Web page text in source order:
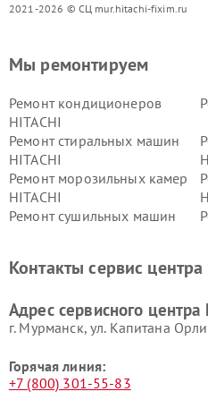
2021-2026 © СЦ mur.hitachi-fixim.ru
Мы ремонтируем
Ремонт кондиционеров
HITACHI
Ремонт стиральных машин
HITACHI
Ремонт морозильных камер
HITACHI
Ремонт сушильных машин
данных HITACHI
HITACHI
Контакты сервис центра
Адрес сервисного центра
г. Мурманск, ул. Капитана
Горячая линия:
+7 (800) 301-55-83